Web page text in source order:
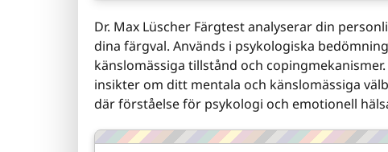
Dr. Max Lüscher Färgtest analyserar din
dina färgval. Används i psykologiska
känslomässiga tillstånd och
insikter om ditt mentala och känslomässiga
där förståelse för psykologi och emotionell